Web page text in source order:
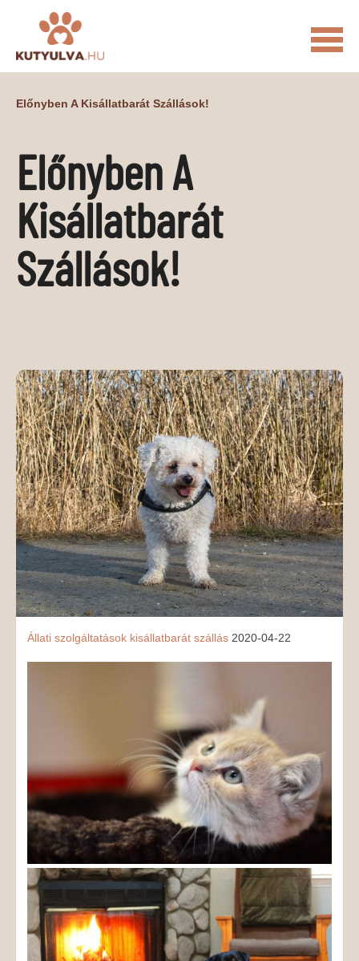
KUTYULVA – HÍREK
CUKI ÉLETKÉPEK NÖVÉNYEK
ÁLLATI
ÁLLATI ELEDELEK ÁLLATI FELSZERELÉSEK
MÉDIAAJÁNLAT
KAPCSOLAT
Előnyben A Kisállatbarát Szállások!
Előnyben A
Kisállatbarát
Szállások!
Állati szolgáltatások kisállatbarát szállás 2020-04-22